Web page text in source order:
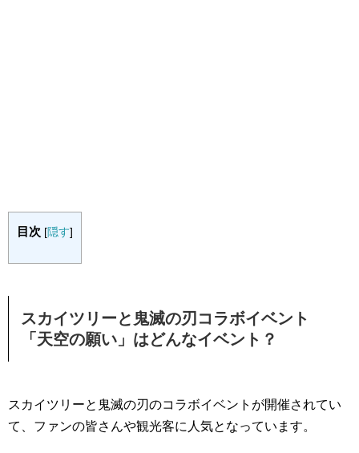
目次 [隠す]
スカイツリーと鬼滅の刃コラボイベント
「天空の願い」はどんなイベント？
スカイツリーと鬼滅の刃のコラボイベントが開催されてい
て、ファンの皆さんや観光客に人気となっています。